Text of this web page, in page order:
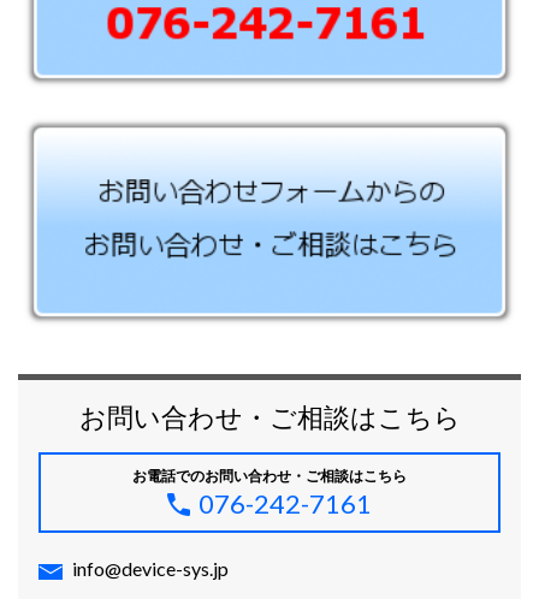
お問い合わせ・ご相談はこちら
お電話でのお問い合わせ・ご相談はこちら
076-242-7161
info@device-sys.jp